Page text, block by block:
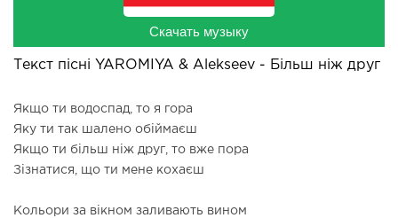
Скачать музыку
Текст пісні YAROMIYA & Alekseev - Більш ніж друг
Якщо ти водоспад, то я гора
Яку ти так шалено обіймаєш
Якщо ти більш ніж друг, то вже пора
Зізнатися, що ти мене кохаєш
Кольори за вікном заливають вином